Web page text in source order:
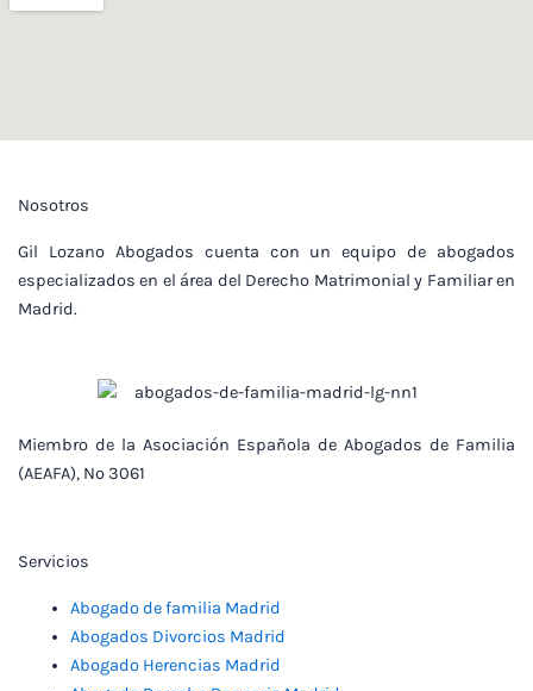
Nosotros
Gil Lozano Abogados cuenta con un equipo de abogados
especializados en el área del Derecho Matrimonial y Familiar en
Madrid.
Miembro de la Asociación Española de Abogados de Familia
(AEAFA), Nº 3061
Servicios
Abogado de familia Madrid
Abogados Divorcios Madrid
Abogado Herencias Madrid